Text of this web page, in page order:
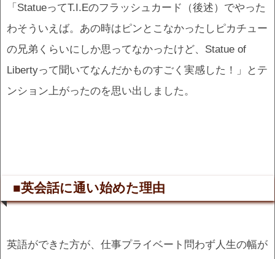
「StatueってT.I.Eのフラッシュカード（後述）でやった
わそういえば。あの時はピンとこなかったしピカチュー
の兄弟くらいにしか思ってなかったけど、Statue of
Libertyって聞いてなんだかものすごく実感した！」とテ
ンション上がったのを思い出しました。
■英会話に通い始めた理由
英語ができた方が、仕事プライベート問わず人生の幅が